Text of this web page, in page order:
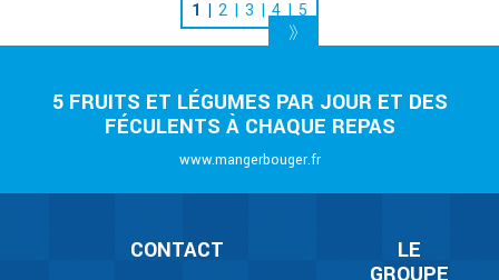
1 2 3 4 5
5 FRUITS ET LÉGUMES PAR JOUR ET DES
FÉCULENTS À CHAQUE REPAS
www.mangerbouger.fr
CONTACT
LE